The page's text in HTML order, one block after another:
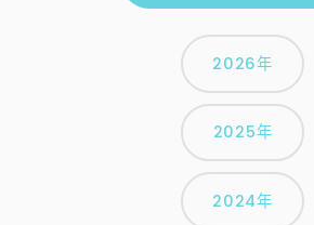
2026年
2025年
2024年